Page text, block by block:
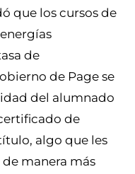
que los cursos de
de
de Page se
del alumnado
de
algo que les
manera más